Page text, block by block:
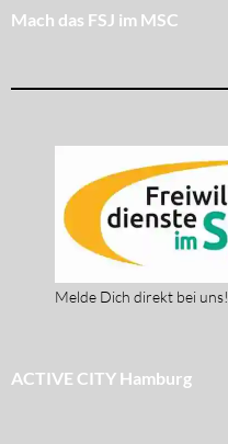
Mach das FSJ im MSC
Melde Dich direkt bei uns!
ACTIVE CITY Hamburg